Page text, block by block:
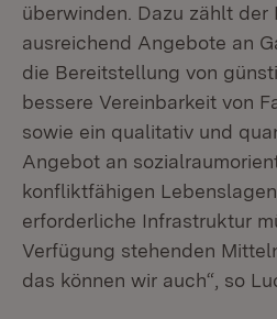
überwinden. Dazu zählt der
ausreichend Angebote an
die Bereitstellung von
bessere Vereinbarkeit von
sowie ein qualitativ und
Angebot an
konfliktfähigen
erforderliche Infrastruktur
Verfügung stehenden
das können wir auch“, so